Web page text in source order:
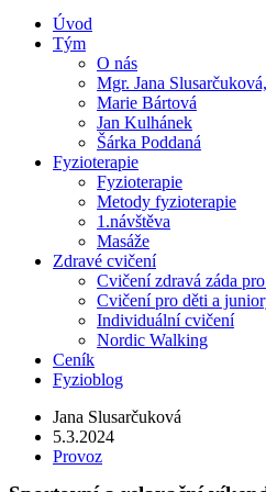
Úvod
Tým
O nás
Mgr. Jana
Marie Bártová
Jan Kulhánek
Šárka Poddaná
Fyzioterapie
Fyzioterapie
Metody fyzioterapie
1.návštěva
Masáže
Zdravé cvičení
Cvičení zdravá záda
Cvičení pro děti a
Individuální cvičení
Nordic Walking
Ceník
Fyzioblog
Jana Slusarčuková
5.3.2024
Provoz